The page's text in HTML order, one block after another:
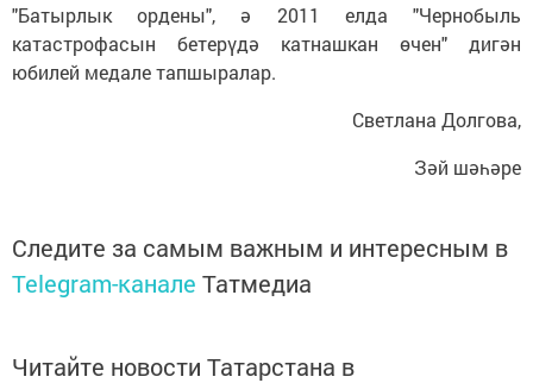
"Батырлык ордены", ә 2011 елда "Чернобыль
катастрофасын бетерүдә катнашкан өчен" дигән
юбилей медале тапшыралар.
Светлана Долгова,
Зәй шәһәре
Следите за самым важным и интересным в
Telegram-канале Татмедиа
Читайте новости Татарстана в